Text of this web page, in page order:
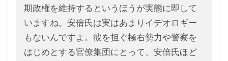
期政権を維持するというほうが実態に即して
いますね。安倍氏は実はあまりイデオロギー
もないんですよ。彼を担ぐ極右勢力や警察を
はじめとする官僚集団にとって、安倍氏ほど